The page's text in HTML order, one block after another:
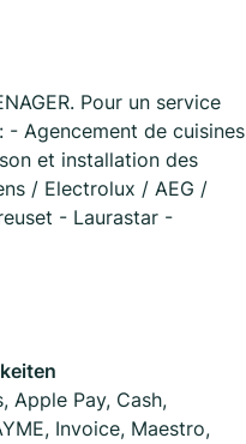
Pour un service
Agencement de cuisines
et installation des
/ Electrolux / AEG /
- Laurastar -
Apple Pay, Cash,
Invoice, Maestro,